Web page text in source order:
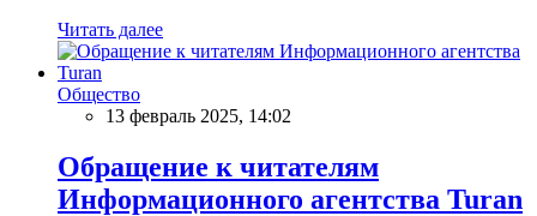
Читать далее
Общество
13 февраль 2025, 14:02
Обращение к читателям
Информационного агентства Turan